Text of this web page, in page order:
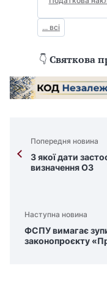
... всі
👇 Святкова
Попередня новина
З якої дати
визначення ОЗ
Наступна новина
ФСПУ вимагає
законопроєкту